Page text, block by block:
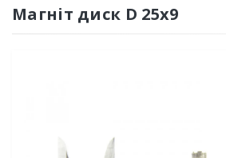
Магніт диск D 25x9